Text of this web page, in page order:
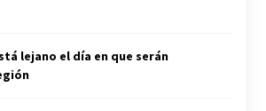
lejano el día en que serán